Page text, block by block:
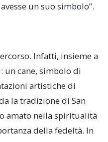
un suo simbolo”.
Infatti, insieme a
un cane, simbolo di
artistiche di
la tradizione di San
amato nella spiritualità
della fedeltà. In